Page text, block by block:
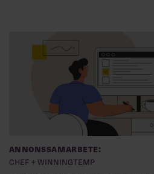
Annonssamarbete:
Chef + Winningtemp
Delta i Chefbarometern 2026